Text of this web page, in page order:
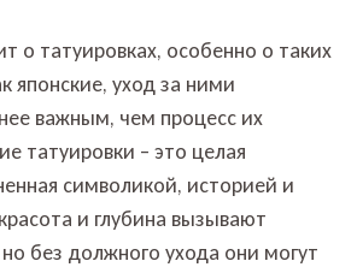
о татуировках, особенно о таких
японские, уход за ними
важным, чем процесс их
татуировки – это целая
символикой, историей и
и глубина вызывают
но без должного ухода они могут